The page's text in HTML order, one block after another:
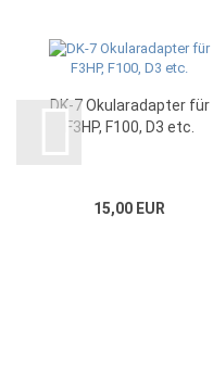
DK-7 Okularadapter für
F3HP, F100, D3 etc.
15,00 EUR